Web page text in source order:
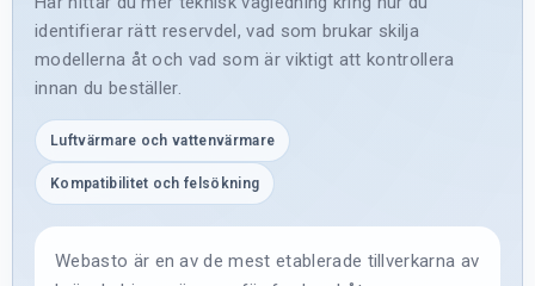
identifierar rätt reservdel, vad som brukar skilja
modellerna åt och vad som är viktigt att kontrollera
innan du beställer.
Luftvärmare och vattenvärmare
Kompatibilitet och felsökning
Webasto är en av de mest etablerade tillverkarna av